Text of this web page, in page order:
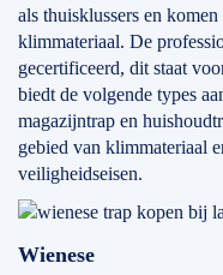
als thuisklussers en
klimmateriaal. De
gecertificeerd, dit staat
biedt de volgende types
magazijntrap en
gebied van klimmateriaal
veiligheidseisen.
Wienese